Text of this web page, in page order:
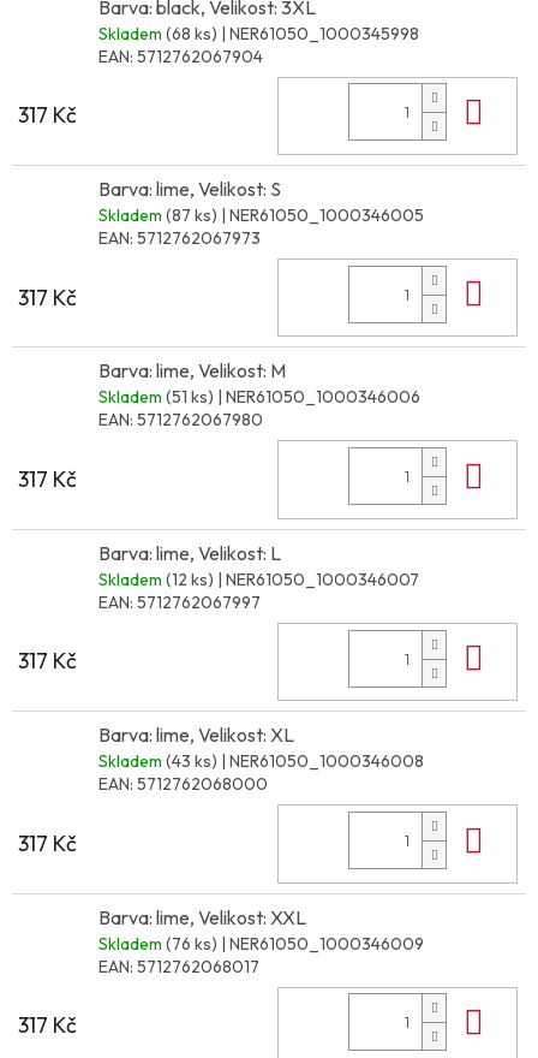
Barva: black, Velikost: 3XL
Skladem (68 ks) | NER61050_1000345998
EAN: 5712762067904
317 Kč
Barva: lime, Velikost: S
Skladem (87 ks) | NER61050_1000346005
EAN: 5712762067973
317 Kč
Barva: lime, Velikost: M
Skladem (51 ks) | NER61050_1000346006
EAN: 5712762067980
317 Kč
Barva: lime, Velikost: L
Skladem (12 ks) | NER61050_1000346007
EAN: 5712762067997
317 Kč
Barva: lime, Velikost: XL
Skladem (43 ks) | NER61050_1000346008
EAN: 5712762068000
317 Kč
Barva: lime, Velikost: XXL
Skladem (76 ks) | NER61050_1000346009
EAN: 5712762068017
317 Kč